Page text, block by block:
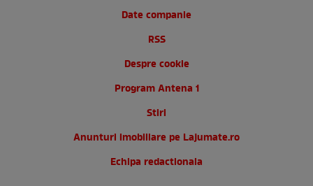
Date companie
RSS
Despre cookie
Program Antena 1
Stiri
Anunturi imobiliare pe Lajumate.ro
Echipa redactionala